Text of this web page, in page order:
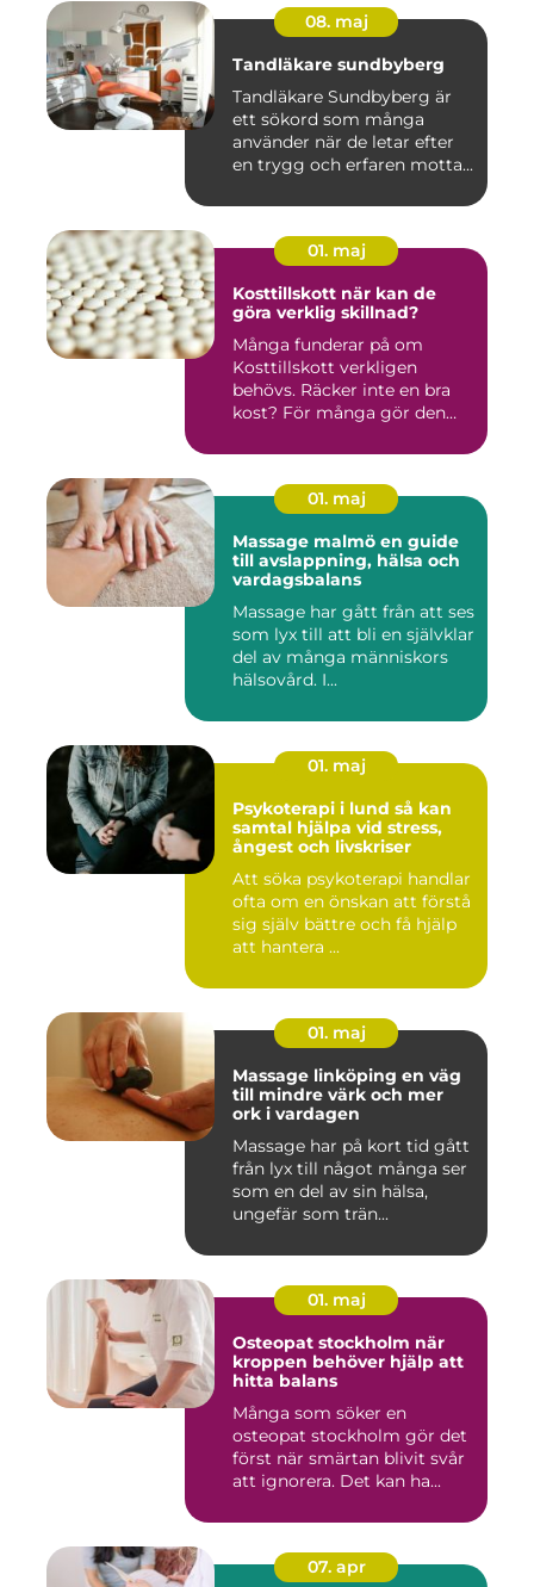
08. maj
Tandläkare sundbyberg
Tandläkare Sundbyberg är
ett sökord som många
använder när de letar efter
en trygg och erfaren motta...
01. maj
Kosttillskott när kan de
göra verklig skillnad?
Många funderar på om
Kosttillskott verkligen
behövs. Räcker inte en bra
kost? För många gör den
01. maj
Massage malmö en guide
till avslappning, hälsa och
vardagsbalans
Massage har gått från att ses
som lyx till att bli en självklar
del av många människors
hälsovård. I...
01. maj
Psykoterapi i lund så kan
samtal hjälpa vid stress,
ångest och livskriser
Att söka psykoterapi handlar
ofta om en önskan att förstå
sig själv bättre och få hjälp
att hantera ...
01. maj
Massage linköping en väg
till mindre värk och mer
ork i vardagen
Massage har på kort tid gått
från lyx till något många ser
som en del av sin hälsa,
ungefär som trän...
01. maj
Osteopat stockholm när
kroppen behöver hjälp att
hitta balans
Många som söker en
osteopat stockholm gör det
först när smärtan blivit svår
att ignorera. Det kan ha...
07. apr